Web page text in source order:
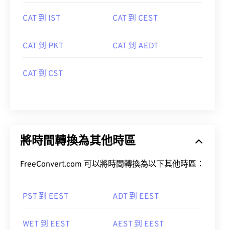
CAT 到 IST CAT 到 CEST
CAT 到 PKT CAT 到 AEDT
CAT 到 CST
將時間轉換為其他時區
FreeConvert.com 可以將時間轉換為以下其他時區：
PST 到 EEST ADT 到 EEST
WET 到 EEST AEST 到 EEST